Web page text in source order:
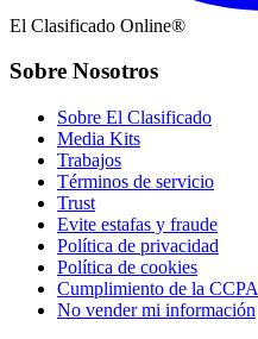
El Clasificado Online®
Sobre Nosotros
Sobre El Clasificado
Media Kits
Trabajos
Términos de servicio
Trust
Evite estafas y fraude
Política de privacidad
Política de cookies
Cumplimiento de la CCPA
No vender mi información